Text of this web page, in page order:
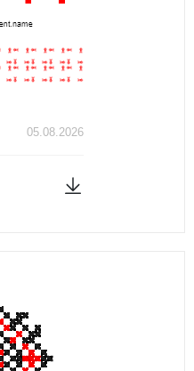
05.08.2026